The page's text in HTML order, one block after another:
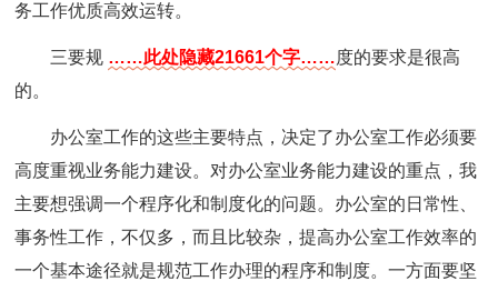
务工作优质高效运转。
三要规 ……此处隐藏21661个字……度的要求是很高
的。
办公室工作的这些主要特点，决定了办公室工作必须要
高度重视业务能力建设。对办公室业务能力建设的重点，我
主要想强调一个程序化和制度化的问题。办公室的日常性、
事务性工作，不仅多，而且比较杂，提高办公室工作效率的
一个基本途径就是规范工作办理的程序和制度。一方面要坚